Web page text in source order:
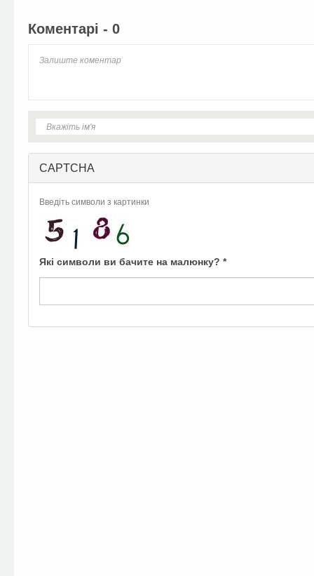
Коментарі - 0
CAPTCHA
Введіть символи з картинки
Які символи ви бачите на малюнку? *